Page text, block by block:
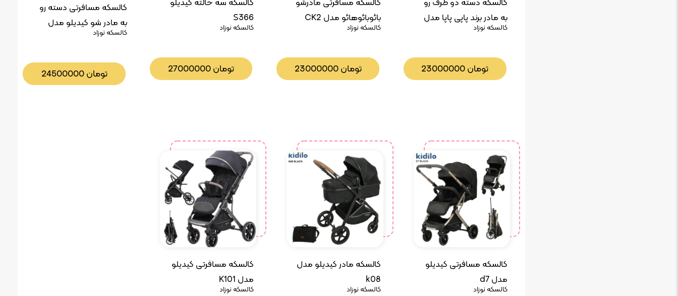
کالسکه مسافرتی دسته رو
به مادر شو کیدیلو مدل
۶۵۳۰ پرو
کالسکه نوزاد
24500000تومان
کالسکه سه حالته کیدیلو
S366
کالسکه نوزاد
27000000تومان
کالسکه مسافرتی مادرشو
بائوبائوهائو مدل CK2
کالسکه نوزاد
23000000تومان
کالسکه دسته دو طرف رو
به مادر برند پاپی پاپا مدل
D9
کالسکه نوزاد
23000000تومان
کالسکه مسافرتی کیدیلو
مدل K101
کالسکه نوزاد
کالسکه مادر کیدیلو مدل
k08
کالسکه نوزاد
کالسکه مسافرتی کیدیلو
مدل d7
کالسکه نوزاد